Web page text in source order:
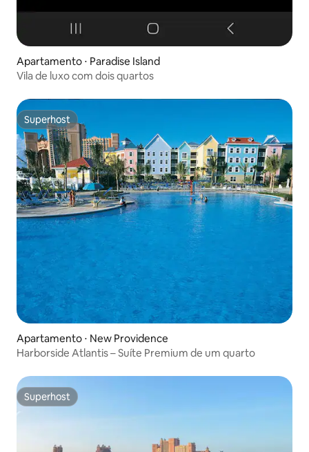
Apartamento ⋅ Paradise Island
Vila de luxo com dois quartos
Superhost
Superhost
Apartamento ⋅ New Providence
Harborside Atlantis – Suíte Premium de um quarto
Superhost
Superhost